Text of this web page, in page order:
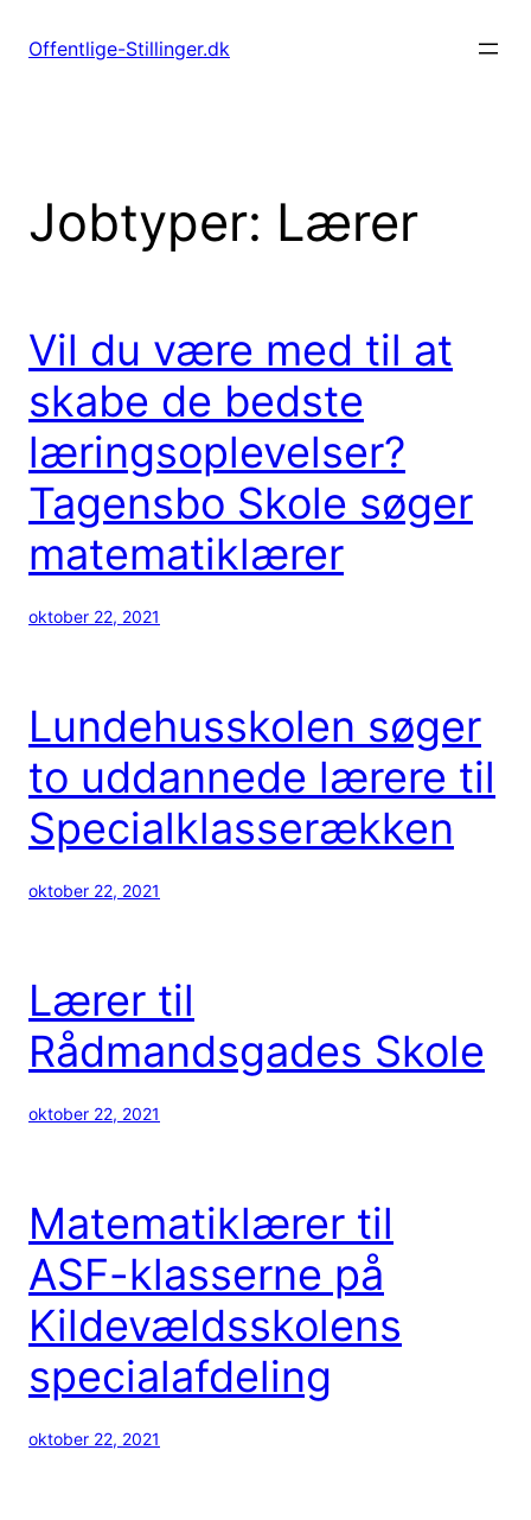
Offentlige-Stillinger.dk
Jobtyper: Lærer
Vil du være med til at
skabe de bedste
læringsoplevelser?
Tagensbo Skole søger
matematiklærer
oktober 22, 2021
Lundehusskolen søger
to uddannede lærere til
Specialklasserækken
oktober 22, 2021
Lærer til
Rådmandsgades Skole
oktober 22, 2021
Matematiklærer til
ASF-klasserne på
Kildevældsskolens
specialafdeling
oktober 22, 2021